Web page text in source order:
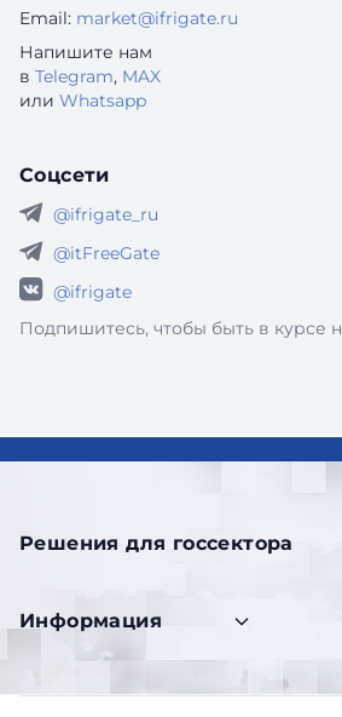
Email: market@ifrigate.ru
Напишите нам
в Telegram, MAX
или Whatsapp
Соцсети
@ifrigate_ru
@itFreeGate
@ifrigate
Подпишитесь, чтобы быть в курсе
Решения для госсектора
Информация